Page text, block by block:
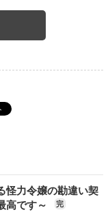
怪力令嬢の勘違い契
高です～
完